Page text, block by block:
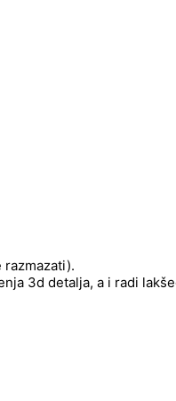
3d detalja, a i radi